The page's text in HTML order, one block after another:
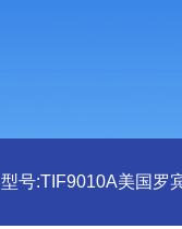
型号:TIF9010A美国罗